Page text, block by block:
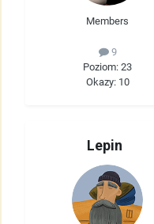
Members
9
Poziom: 23
Okazy: 10
Lepin